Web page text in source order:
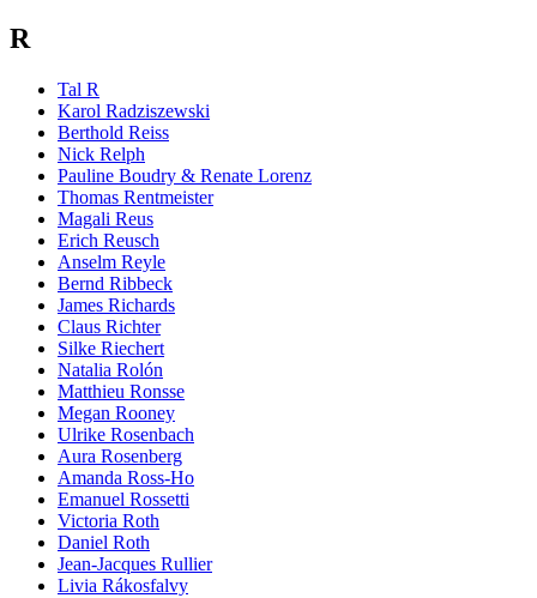
R
Tal R
Karol Radziszewski
Berthold Reiss
Nick Relph
Pauline Boudry & Renate Lorenz
Thomas Rentmeister
Magali Reus
Erich Reusch
Anselm Reyle
Bernd Ribbeck
James Richards
Claus Richter
Silke Riechert
Natalia Rolón
Matthieu Ronsse
Megan Rooney
Ulrike Rosenbach
Aura Rosenberg
Amanda Ross-Ho
Emanuel Rossetti
Victoria Roth
Daniel Roth
Jean-Jacques Rullier
Livia Rákosfalvy